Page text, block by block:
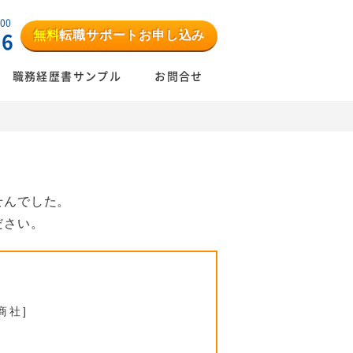
無料転職サポートお申し込み
職務経歴書サンプル お問合せ
でした。
い。
社]